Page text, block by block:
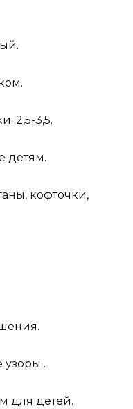
2,5-3,5.
детям.
кофточки,
.
для детей.